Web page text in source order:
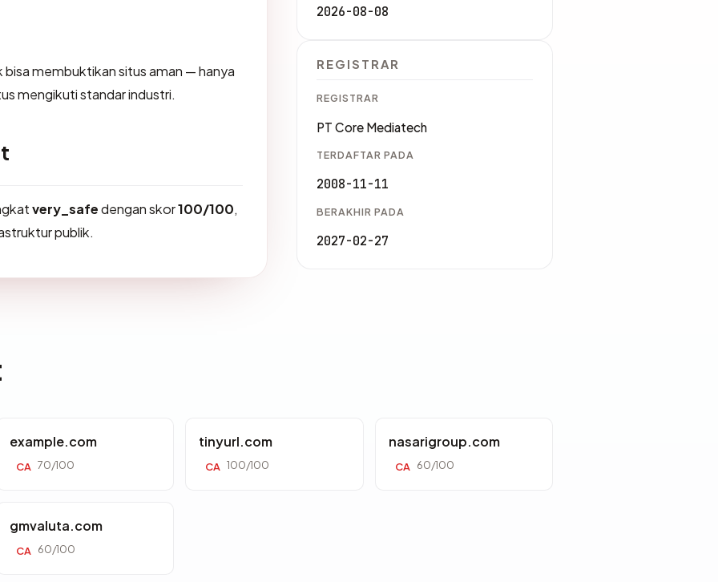
membuktikan situs aman — hanya
mengikuti standar industri.
very_safedengan skor100/100,
publik.
2026-08-08
REGISTRAR
REGISTRAR
PT Core Mediatech
TERDAFTAR PADA
2008-11-11
BERAKHIR PADA
2027-02-27
example.com
CA 70/100
tinyurl.com
CA 100/100
nasarigroup.com
CA 60/100
gmvaluta.com
CA 60/100